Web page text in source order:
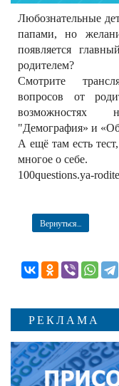
Любознательные
папами, но
появляется
родителем?
Смотрите
вопросов от
возможностях
"Демография» и
А ещё там есть
многое о себе.
100questions.ya-
Вернуться...
РЕКЛАМА